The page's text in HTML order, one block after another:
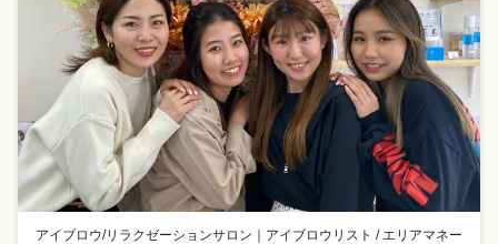
アイブロウ/リラクゼーションサロン ｜ アイブロウリスト / エリアマネー